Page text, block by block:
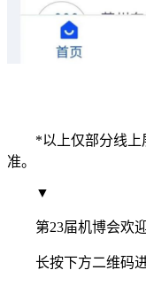
*以上仅部分线上
准。
▼
第23届机博会欢
长按下方二维码